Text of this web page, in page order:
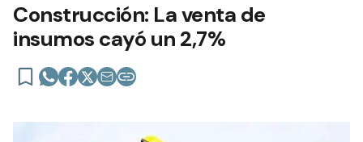
Construcción: La venta de
insumos cayó un 2,7%